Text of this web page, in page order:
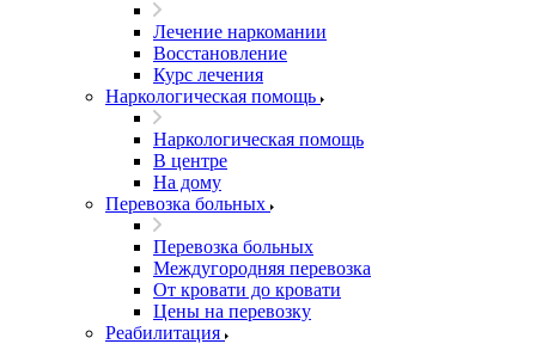
Лечение наркомании
Восстановление
Курс лечения
Наркологическая помощь
Наркологическая помощь
В центре
На дому
Перевозка больных
Перевозка больных
Междугородняя перевозка
От кровати до кровати
Цены на перевозку
Реабилитация